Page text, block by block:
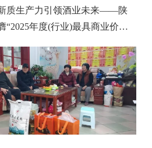
质生产力引领酒业未来——陕
“2025年度(行业)最具商业价值